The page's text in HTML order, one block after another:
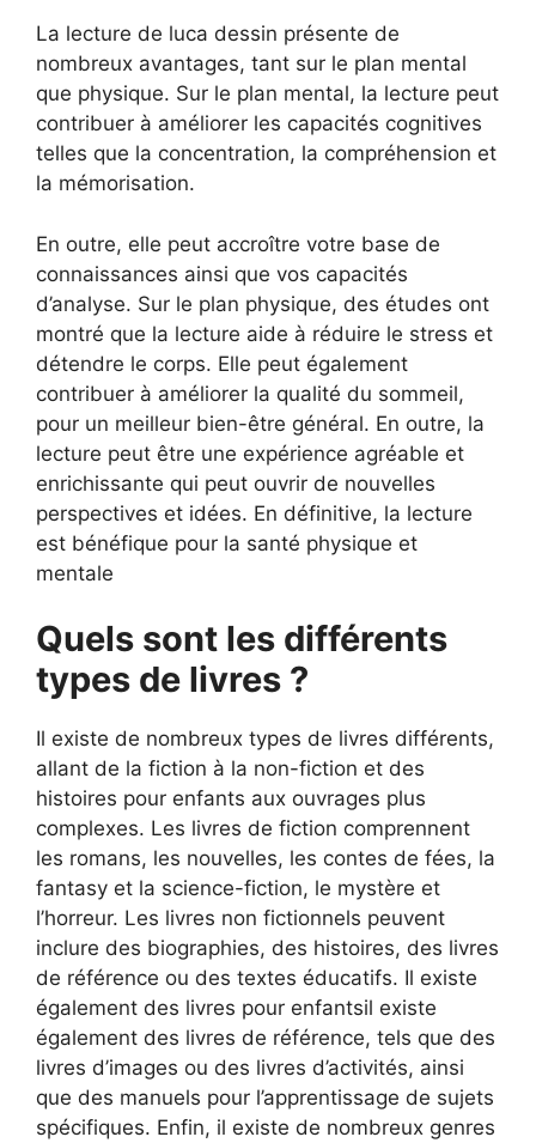
La lecture de luca dessin présente de
nombreux avantages, tant sur le plan mental
que physique. Sur le plan mental, la lecture peut
contribuer à améliorer les capacités cognitives
telles que la concentration, la compréhension et
la mémorisation.
En outre, elle peut accroître votre base de
connaissances ainsi que vos capacités
d’analyse. Sur le plan physique, des études ont
montré que la lecture aide à réduire le stress et
détendre le corps. Elle peut également
contribuer à améliorer la qualité du sommeil,
pour un meilleur bien-être général. En outre, la
lecture peut être une expérience agréable et
enrichissante qui peut ouvrir de nouvelles
perspectives et idées. En définitive, la lecture
est bénéfique pour la santé physique et
mentale
Quels sont les différents
types de livres ?
Il existe de nombreux types de livres différents,
allant de la fiction à la non-fiction et des
histoires pour enfants aux ouvrages plus
complexes. Les livres de fiction comprennent
les romans, les nouvelles, les contes de fées, la
fantasy et la science-fiction, le mystère et
l’horreur. Les livres non fictionnels peuvent
inclure des biographies, des histoires, des livres
de référence ou des textes éducatifs. Il existe
également des livres pour enfantsil existe
également des livres de référence, tels que des
livres d’images ou des livres d’activités, ainsi
que des manuels pour l’apprentissage de sujets
spécifiques. Enfin, il existe de nombreux genres